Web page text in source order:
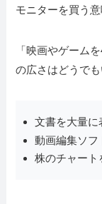
モニターを買う
「映画やゲーム
の広さはどうで
文書を大量に
動画編集ソフ
株のチャート